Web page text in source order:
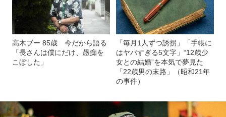
高木ブー 85歳 今だから語る
「長さんは僕にだけ、愚痴を
こぼした」
「毎月1人ずつ誘拐」「手帳に
はヤバすぎる5文字」“12歳少
女との結婚”を本気で夢見た
「22歳男の末路」（昭和21年
の事件）